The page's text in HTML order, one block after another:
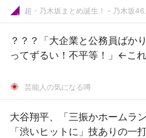
超・乃木坂まとめ誕生！ - 乃木坂46
？？？「大企業と公務員ばか
ってずるい！不平等！」←これ
芸能人の気になる噂
大谷翔平、「三振かホームラ
「渋いヒットに」技ありの一